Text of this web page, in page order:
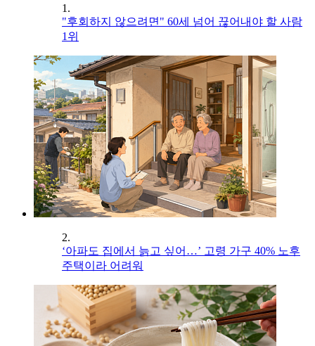
1.
"후회하지 않으려면" 60세 넘어 끊어내야 할 사람
1위
2.
‘아파도 집에서 늙고 싶어…’ 고령 가구 40% 노후
주택이라 어려워